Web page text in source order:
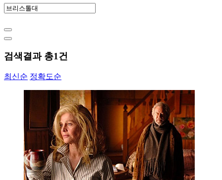
검색결과 총1건
최신순 정확도순